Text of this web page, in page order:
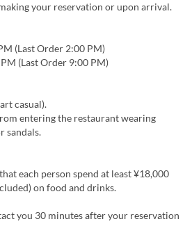
your reservation or upon arrival.
(Last Order 2:00 PM)
(Last Order 9:00 PM)
casual).
entering the restaurant wearing
sandals.
each person spend at least ¥18,000
on food and drinks.
you 30 minutes after your reservation